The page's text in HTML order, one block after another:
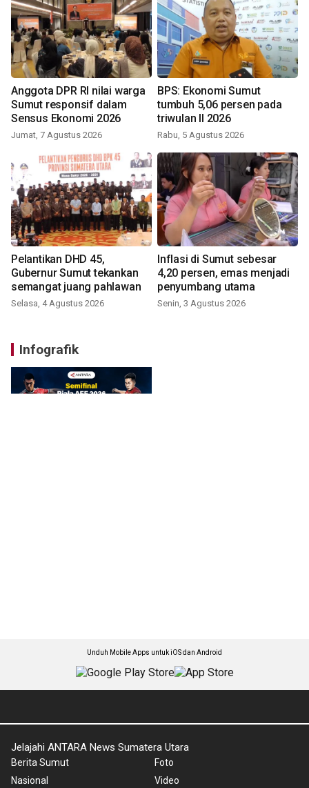
Anggota DPR RI nilai warga
Sumut responsif dalam
Sensus Ekonomi 2026
Jumat, 7 Agustus 2026
BPS: Ekonomi Sumut
tumbuh 5,06 persen pada
triwulan II 2026
Rabu, 5 Agustus 2026
Pelantikan DHD 45,
Gubernur Sumut tekankan
semangat juang pahlawan
Selasa, 4 Agustus 2026
Inflasi di Sumut sebesar
4,20 persen, emas menjadi
penyumbang utama
Senin, 3 Agustus 2026
Infografik
Unduh Mobile Apps untuk iOS dan Android
Jelajahi ANTARA News Sumatera Utara
Berita Sumut
Nasional
Foto
Video